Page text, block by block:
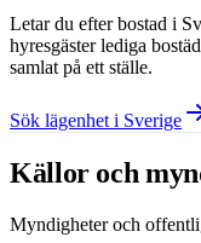
Letar du efter bostad i
hyresgäster lediga
samlat på ett ställe.
Sök lägenhet i Sverige
Källor och
Myndigheter och